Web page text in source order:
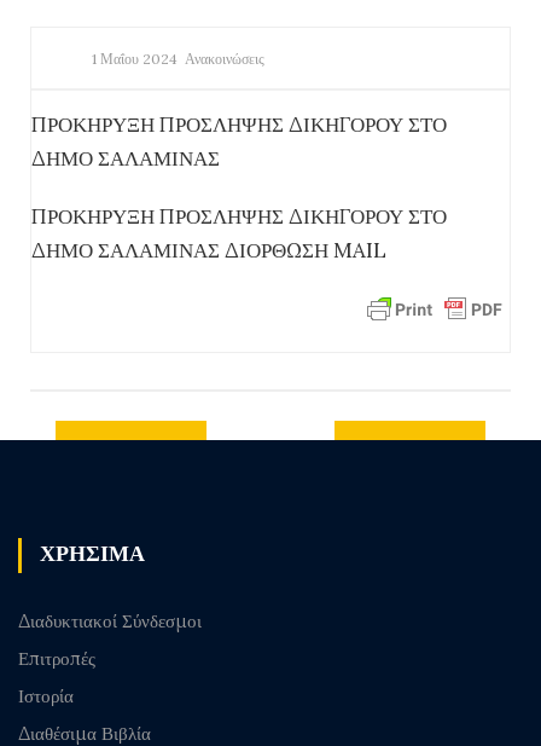
1 Μαΐου 2024 Ανακοινώσεις
ΠΡΟΚΗΡΥΞΗ ΠΡΟΣΛΗΨΗΣ ΔΙΚΗΓΟΡΟΥ ΣΤΟ
ΔΗΜΟ ΣΑΛΑΜΙΝΑΣ
ΠΡΟΚΗΡΥΞΗ ΠΡΟΣΛΗΨΗΣ ΔΙΚΗΓΟΡΟΥ ΣΤΟ
ΔΗΜΟ ΣΑΛΑΜΙΝΑΣ ΔΙΟΡΘΩΣΗ MAIL
ΧΡΗΣΙΜΑ
Διαδυκτιακοί Σύνδεσμοι
Επιτροπές
Ιστορία
Διαθέσιμα Βιβλία